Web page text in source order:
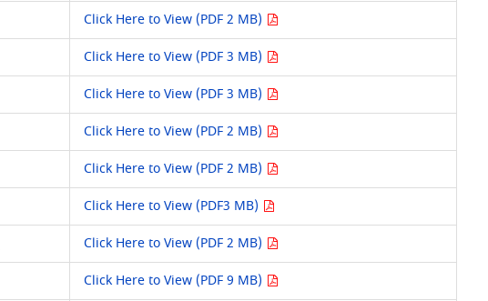
Click Here to View (PDF 2 MB)
Click Here to View (PDF 3 MB)
Click Here to View (PDF 3 MB)
Click Here to View (PDF 2 MB)
Click Here to View (PDF 2 MB)
Click Here to View (PDF3 MB)
Click Here to View (PDF 2 MB)
Click Here to View (PDF 9 MB)